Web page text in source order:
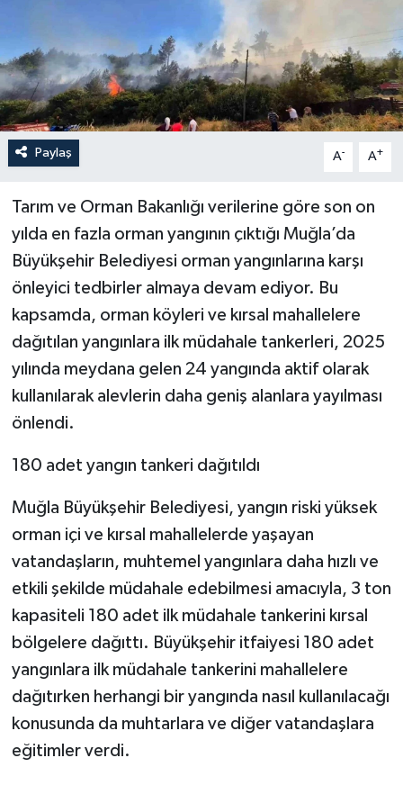
Paylaş A- A+
Tarım ve Orman Bakanlığı verilerine göre son on
yılda en fazla orman yangının çıktığı Muğla’da
Büyükşehir Belediyesi orman yangınlarına karşı
önleyici tedbirler almaya devam ediyor. Bu
kapsamda, orman köyleri ve kırsal mahallelere
dağıtılan yangınlara ilk müdahale tankerleri, 2025
yılında meydana gelen 24 yangında aktif olarak
kullanılarak alevlerin daha geniş alanlara yayılması
önlendi.
180 adet yangın tankeri dağıtıldı
Muğla Büyükşehir Belediyesi, yangın riski yüksek
orman içi ve kırsal mahallelerde yaşayan
vatandaşların, muhtemel yangınlara daha hızlı ve
etkili şekilde müdahale edebilmesi amacıyla, 3 ton
kapasiteli 180 adet ilk müdahale tankerini kırsal
bölgelere dağıttı. Büyükşehir itfaiyesi 180 adet
yangınlara ilk müdahale tankerini mahallelere
dağıtırken herhangi bir yangında nasıl kullanılacağı
konusunda da muhtarlara ve diğer vatandaşlara
eğitimler verdi.